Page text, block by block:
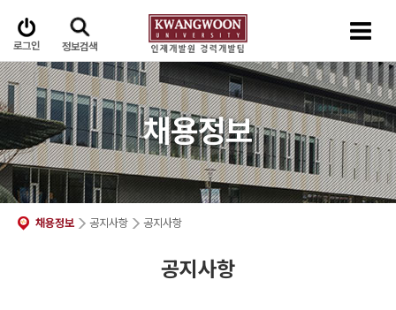
로그인 정보검색
채용정보
채용정보 공지사항 공지사항
공지사항